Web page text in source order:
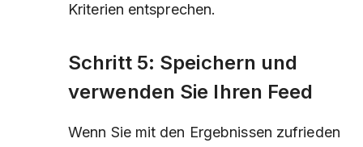
Kriterien entsprechen.
Schritt 5: Speichern und
verwenden Sie Ihren Feed
Wenn Sie mit den Ergebnissen zufrieden